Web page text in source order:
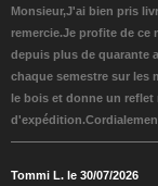
Monsieur,J'ai bien pris
remercie.Je profite de
depuis plus de quarante
chaque semestre sur les
le bois et donne un
Tommi L. le 30/07/2026